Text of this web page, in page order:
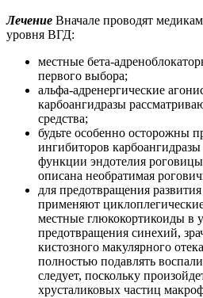
Лечение Вначале проводят
уровня ВГД:
местные бета-
первого выбора;
альфа-адренергические
карбоангидразы
средства;
будьте особенно осторожны
ингибиторов
функции эндотелия
описана необратимая
для предотвращения
применяют
местные глюкокортикоиды в
предотвращения синехий,
кистозного макулярного
полностью подавлять
следует, поскольку
хрусталиковых частиц